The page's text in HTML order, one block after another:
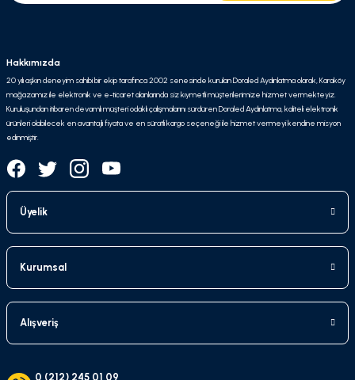
Hakkımızda
20 yılı aşkın deneyim sahibi bir ekip tarafınca 2002 senesinde kurulan Doraled Aydınlatma olarak, Karaköy
mağazamız ile elektronik ve e-ticaret alanlarında siz kıymetli müşterilerimize hizmet vermekteyiz.
Kuruluşundan itibaren devamlı müşteri odaklı çalışmalarını sürdüren Doraled Aydınlatma, kaliteli elektronik
ürünleri olabilecek en avantajlı fiyata ve en süratli kargo seçeneği ile hizmet vermeyi kendine misyon
edinmiştir.
Üyelik
Kurumsal
Alışveriş
0 (212) 245 01 09